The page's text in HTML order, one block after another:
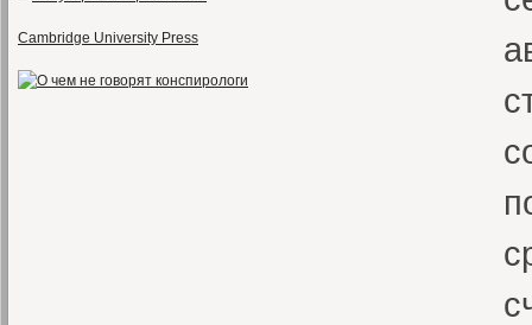
Cambridge University Press